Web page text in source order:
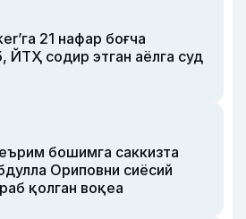
21 нафар боғча
ЙТҲ содир этган аёлга суд
бошимга саккизта
Ориповни сиёсий
қолган воқеа